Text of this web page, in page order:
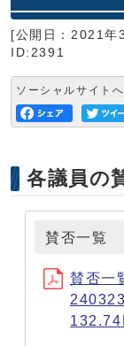
[公開日：2021年
ID:2391
ソーシャルサイト
各議員の
賛否一覧
賛否一